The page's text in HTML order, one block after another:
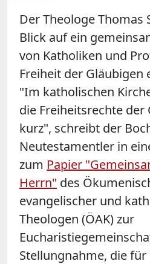
Der Theologe Thomas
Blick auf ein
von Katholiken und
Freiheit der Gläubigen
"Im katholischen
die Freiheitsrechte der
kurz", schreibt der
Neutestamentler in
zum Papier
Herrn" des
evangelischer und
Theologen (ÖAK) zur
Stellungnahme, die für